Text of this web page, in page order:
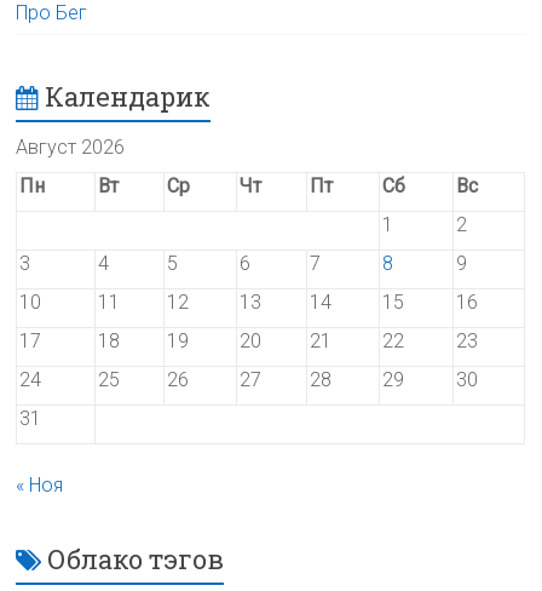
Про Бег
Календарик
Август 2026
Пн
Вт Ср Чт Пт Сб
Вс
1
2
3
4 5 6 7 8
9
10
11 12 13 14 15
16
17
18 19 20 21 22
23
24
25 26 27 28 29
30
31
« Ноя
Облако тэгов